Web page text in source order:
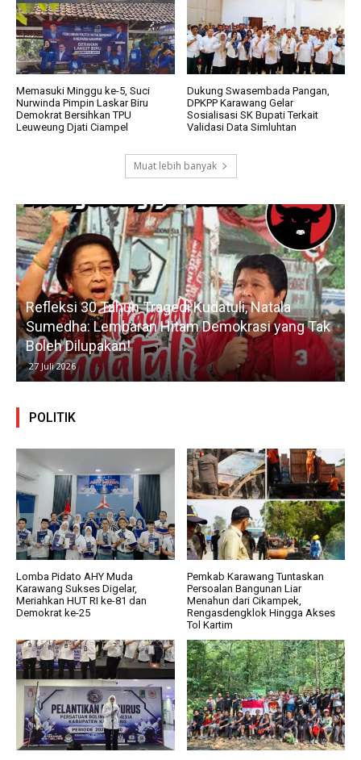
Memasuki Minggu ke-5, Suci
Nurwinda Pimpin Laskar Biru
Demokrat Bersihkan TPU
Leuweung Djati Ciampel
Dukung Swasembada Pangan,
DPKPP Karawang Gelar
Sosialisasi SK Bupati Terkait
Validasi Data Simluhtan
Muat lebih banyak
Refleksi 30 Tahun Tragedi Kudatuli, Natala
Sumedha: Lembaran Hitam Demokrasi yang Tak
Boleh Dilupakan!
27 Juli 2026
POLITIK
Lomba Pidato AHY Muda
Karawang Sukses Digelar,
Meriahkan HUT RI ke-81 dan
Demokrat ke-25
Pemkab Karawang Tuntaskan
Persoalan Bangunan Liar
Menahun dari Cikampek,
Rengasdengklok Hingga Akses
Tol Kartim